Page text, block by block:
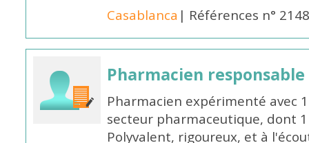
Casablanca | Références n°
Pharmacien responsable
Pharmacien expérimenté avec
secteur pharmaceutique, dont
Polyvalent, rigoureux, et à